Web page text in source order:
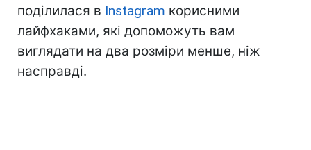
поділилася в Instagram корисними
лайфхаками, які допоможуть вам
виглядати на два розміри менше, ніж
насправді.